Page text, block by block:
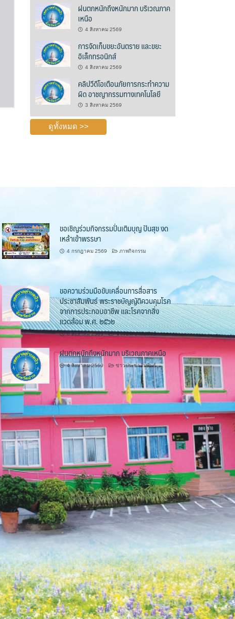
ฝนตกหนักถึงหนักมาก บริเวณภาค
เหนือ
4 สิงหาคม 2569
การจัดเก็บขยะอันตราย และขยะ
อิเล็กทรอนิกส์
4 สิงหาคม 2569
คลิปวีดีโอเตือนภัยการกระทำความ
ผิด อาชญากรรมทางเทคโนโลยี
3 สิงหาคม 2569
ดูทั้งหมด >>
ขอเชิญร่วมกิจกรรมปั่นเติมบุญ ปันสุข งด
เหล้าเข้าพรรษา
4 กรกฎาคม 2569 ภาพกิจกรรม
ขอความร่วมมือขับเคลื่อนการสื่อสาร
ประชาสัมพันธ์ พระราชบัญญัติควบคุมโรค
จากการประกอบอาชีพ และโรคจากสิ่ง
แวดล้อม พ.ศ. ๒๕๖๒
6 สิงหาคม 2569 ข่าวประชาสัมพันธ์
ฝนตกหนักถึงหนักมาก บริเวณภาคเหนือ
4 สิงหาคม 2569 ข่าวประชาสัมพันธ์